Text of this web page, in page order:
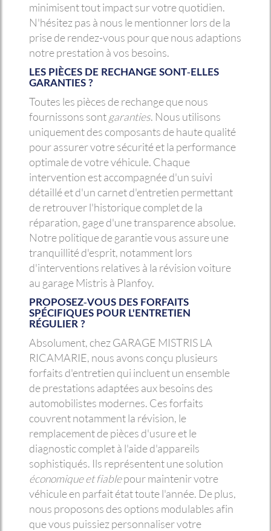
minimisent tout impact sur votre quotidien.
N'hésitez pas à nous le mentionner lors de la
prise de rendez-vous pour que nous adaptions
notre prestation à vos besoins.
LES PIÈCES DE RECHANGE SONT-ELLES
GARANTIES ?
Toutes les pièces de rechange que nous
fournissons sont garanties. Nous utilisons
uniquement des composants de haute qualité
pour assurer votre sécurité et la performance
optimale de votre véhicule. Chaque
intervention est accompagnée d'un suivi
détaillé et d'un carnet d'entretien permettant
de retrouver l'historique complet de la
réparation, gage d'une transparence absolue.
Notre politique de garantie vous assure une
tranquillité d'esprit, notamment lors
d'interventions relatives à la révision voiture
au garage Mistris à Planfoy.
PROPOSEZ-VOUS DES FORFAITS
SPÉCIFIQUES POUR L'ENTRETIEN
RÉGULIER ?
Absolument, chez GARAGE MISTRIS LA
RICAMARIE, nous avons conçu plusieurs
forfaits d'entretien qui incluent un ensemble
de prestations adaptées aux besoins des
automobilistes modernes. Ces forfaits
couvrent notamment la révision, le
remplacement de pièces d'usure et le
diagnostic complet à l'aide d'appareils
sophistiqués. Ils représentent une solution
économique et fiablepour maintenir votre
véhicule en parfait état toute l'année. De plus,
nous proposons des options modulables afin
que vous puissiez personnaliser votre